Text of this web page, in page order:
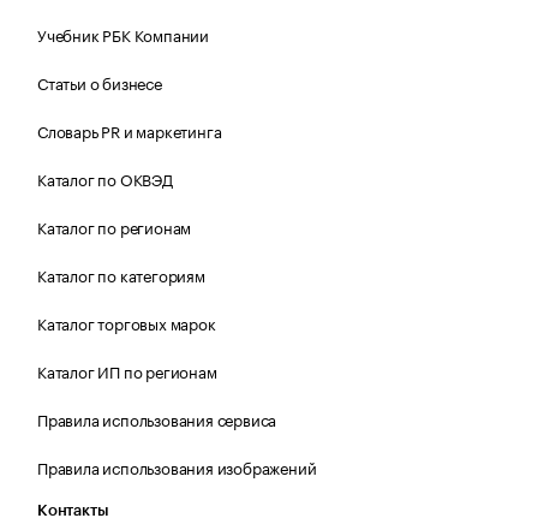
Учебник РБК Компании
Статьи о бизнесе
Словарь PR и маркетинга
Каталог по ОКВЭД
Каталог по регионам
Каталог по категориям
Каталог торговых марок
Каталог ИП по регионам
Правила использования сервиса
Правила использования изображений
Контакты